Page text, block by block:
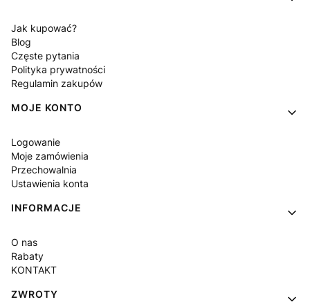
Jak kupować?
Blog
Częste pytania
Polityka prywatności
Regulamin zakupów
MOJE KONTO
Logowanie
Moje zamówienia
Przechowalnia
Ustawienia konta
INFORMACJE
O nas
Rabaty
KONTAKT
ZWROTY